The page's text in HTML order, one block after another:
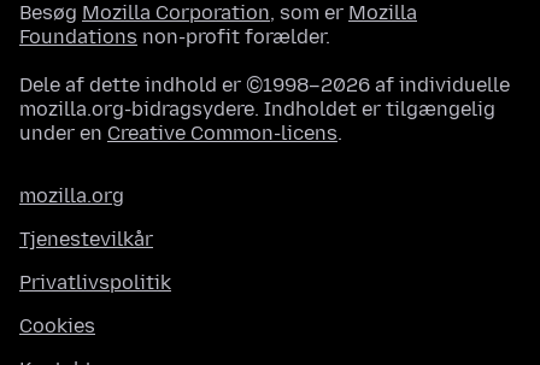
Besøg Mozilla Corporation, som er Mozilla
Foundations non-profit forælder.
Dele af dette indhold er ©1998–2026 af individuelle
mozilla.org-bidragsydere. Indholdet er tilgængelig
under en Creative Common-licens.
mozilla.org
Tjenestevilkår
Privatlivspolitik
Cookies